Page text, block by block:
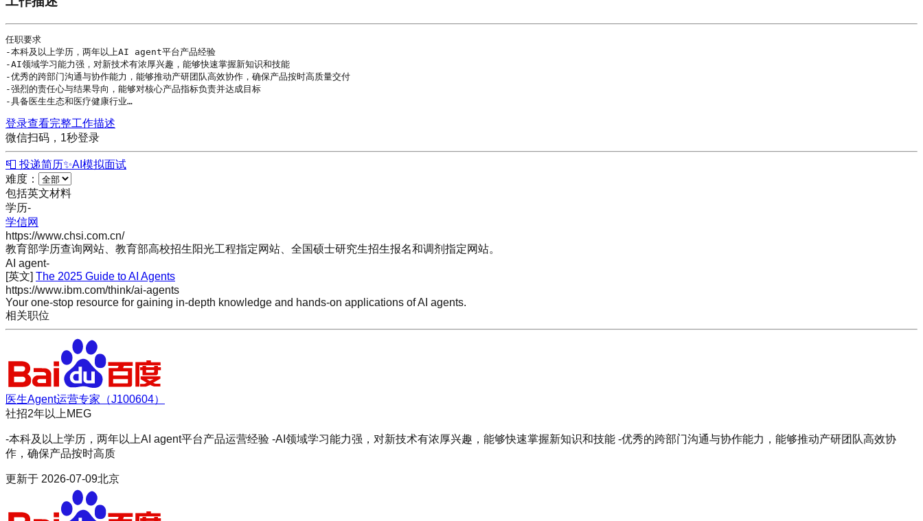
任职要求
-本科及以上学历 ，两年以上AI agent平台产品经验
-AI领域学习能力强，对新技术有浓厚兴趣，能够快速掌握新知识和技能
-优秀的跨部门沟通与协作能力，能够推动产研团队高效协作，确保产品按时高质量交付
-强烈的责任心与结果导向，能够对核心产品指标负责并达成目标
-具备医生生态和医疗健康行业…
登录查看完整工作描述
微信扫码，1秒登录
📮 投递简历✨AI模拟面试
难度：
包括英文材料
学历-
学信网
https://www.chsi.com.cn/
教育部学历查询网站、教育部高校招生阳光工程指定网站、全国硕士研究生招生报名和调剂指定网站。
AI agent-
[英文] The 2025 Guide to AI Agents
https://www.ibm.com/think/ai-agents
Your one-stop resource for gaining in-depth knowledge and hands-on applications of AI agents.
相关职位
医生Agent运营专家（J100604）
社招2年以上 MEG
-本科及以上学历，两年以上AI agent平台产品运营经验 -AI领域学习能力强，对新技术有浓厚兴趣，能够快速掌握新知识和技能 -优秀的跨部门沟通与协作能力，能够推动产研团队高效协
作，确保产品按时高质
更新于 2026-07-09北京